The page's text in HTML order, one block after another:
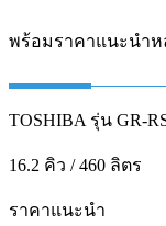
พร้อมราคาแนะนำ
TOSHIBA รุ่น GR-
16.2 คิว / 460 ลิตร
ราคาแนะนำ